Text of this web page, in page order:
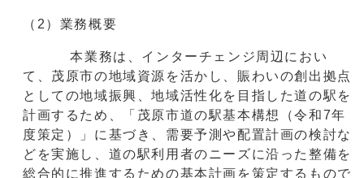
（2）業務概要
本業務は、インターチェンジ周辺におい
て、茂原市の地域資源を活かし、賑わいの創出拠点
としての地域振興、地域活性化を目指した道の駅を
計画するため、「茂原市道の駅基本構想（令和7年
度策定）」に基づき、需要予測や配置計画の検討な
どを実施し、道の駅利用者のニーズに沿った整備を
総合的に推進するための基本計画を策定するもので